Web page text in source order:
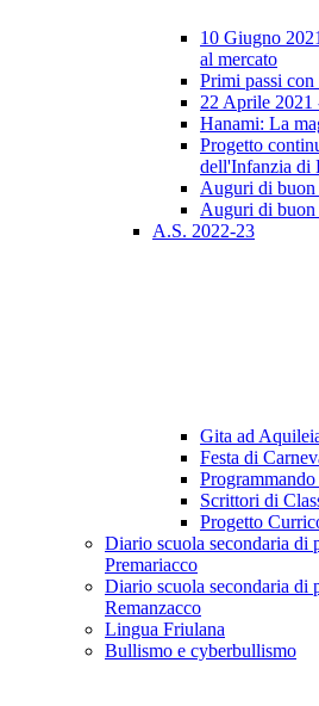
10 Giugno
al mercato
Primi passi
22 Aprile 2021
Hanami: La
Progetto
dell'Infanzia di
Auguri di
Auguri di
A.S. 2022-23
Gita ad
Festa di
Scrittori di
Progetto
Diario scuola secondaria
Premariacco
Diario scuola secondaria
Remanzacco
Lingua Friulana
Bullismo e cyberbullismo